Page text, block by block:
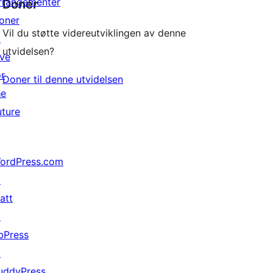
Donér
Vil du støtte videreutviklingen av denne
utvidelsen?
Doner til denne utvidelsen